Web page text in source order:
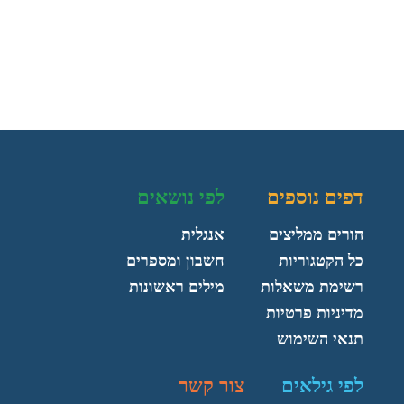
דפים נוספים
הורים ממליצים
כל הקטגוריות
רשימת משאלות
מדיניות פרטיות
תנאי השימוש
לפי נושאים
אנגלית
חשבון ומספרים
מילים ראשונות
לפי גילאים צור קשר